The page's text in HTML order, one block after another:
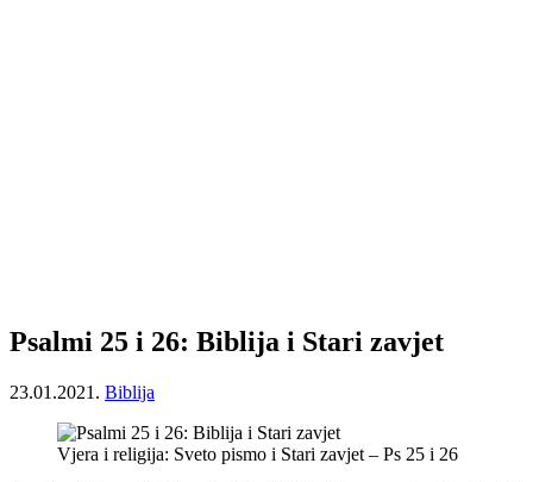
Psalmi 25 i 26: Biblija i Stari zavjet
23.01.2021. Biblija
Vjera i religija: Sveto pismo i Stari zavjet – Ps 25 i 26